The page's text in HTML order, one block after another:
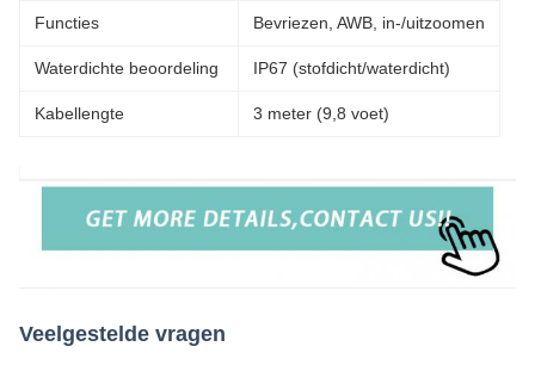
Functies Bevriezen, AWB, in-/uitzoomen
Waterdichte beoordeling IP67 (stofdicht/waterdicht)
Kabellengte 3 meter (9,8 voet)
Veelgestelde vragen